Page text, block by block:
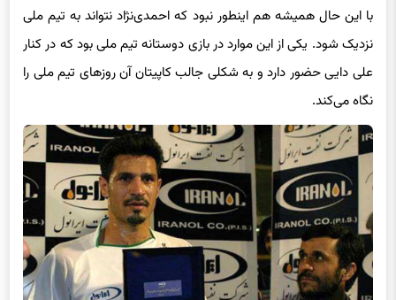
با این حال همیشه هم اینطور نبود که احمدی‌نژاد نتواند به تیم ملی
نزدیک شود. یکی از این موارد در بازی دوستانه تیم ملی بود که در کنار
علی دایی حضور دارد و به شکلی جالب کاپیتان آن روزهای تیم ملی را
نگاه می‌کند.